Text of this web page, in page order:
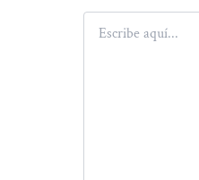
Escribe
aquí...